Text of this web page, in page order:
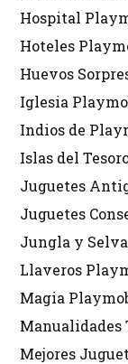
Hospital
Hoteles
Huevos
Iglesia
Indios de
Islas del
Juguetes
Juguetes
Jungla y
Llaveros
Magia
Manualidades
Mejores